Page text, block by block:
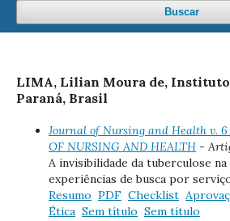
Buscar
LIMA, Lilian Moura de, Instituto
Paraná, Brasil
Journal of Nursing and Health v. 6
OF NURSING AND HEALTH -
A invisibilidade da tuberculose na
experiências de busca por
Resumo PDF Checklist
Ética Sem título Sem título